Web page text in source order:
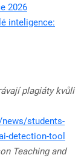
2026
inteligence:
plagiáty kvůli
students-
detection-tool
Teaching and